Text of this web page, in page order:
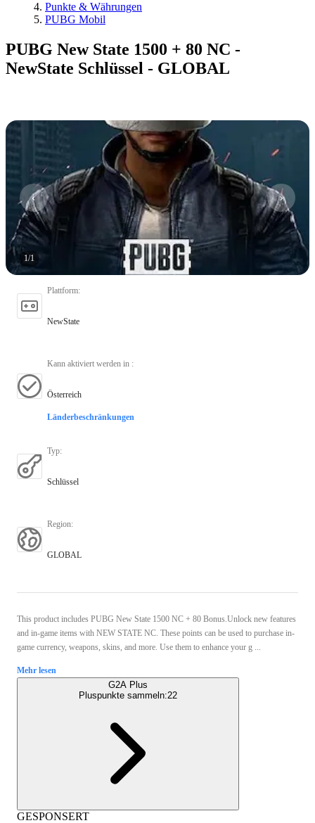
Punkte & Währungen
PUBG Mobil
PUBG New State 1500 + 80 NC -
NewState Schlüssel - GLOBAL
1/1
Plattform:
NewState
Kann aktiviert werden in :
Österreich
Länderbeschränkungen
Typ:
Schlüssel
Region:
GLOBAL
This product includes PUBG New State 1500 NC + 80 Bonus.Unlock new features
and in-game items with NEW STATE NC. These points can be used to purchase in-
game currency, weapons, skins, and more. Use them to enhance your g ...
Mehr lesen
G2A Plus
Pluspunkte sammeln:22
GESPONSERT